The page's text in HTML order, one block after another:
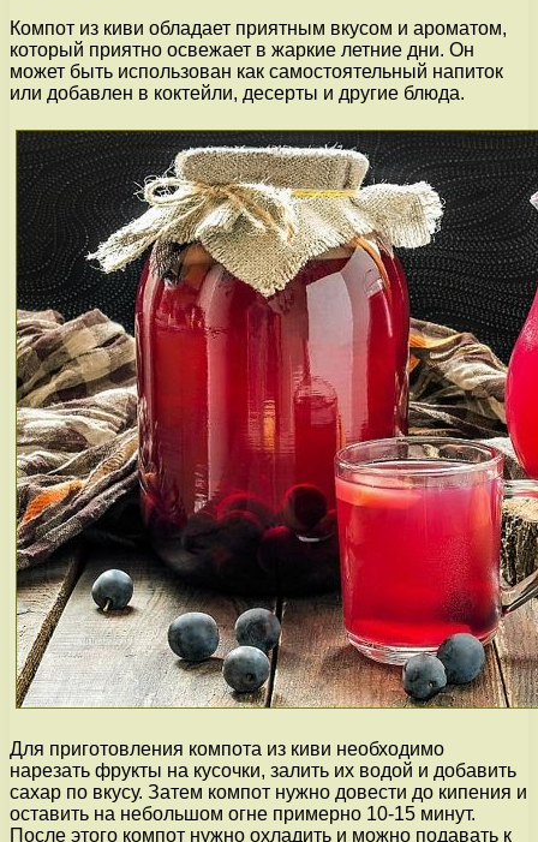
Компот из киви обладает приятным вкусом и ароматом,
который приятно освежает в жаркие летние дни. Он
может быть использован как самостоятельный напиток
или добавлен в коктейли, десерты и другие блюда.
Для приготовления компота из киви необходимо
нарезать фрукты на кусочки, залить их водой и добавить
сахар по вкусу. Затем компот нужно довести до кипения и
оставить на небольшом огне примерно 10-15 минут.
После этого компот нужно охладить и можно подавать к